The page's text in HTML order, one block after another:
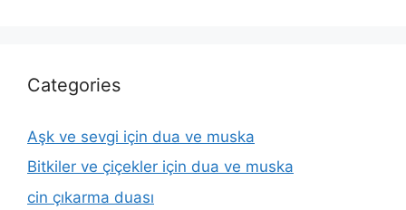
Categories
Aşk ve sevgi için dua ve muska
Bitkiler ve çiçekler için dua ve muska
cin çıkarma duası